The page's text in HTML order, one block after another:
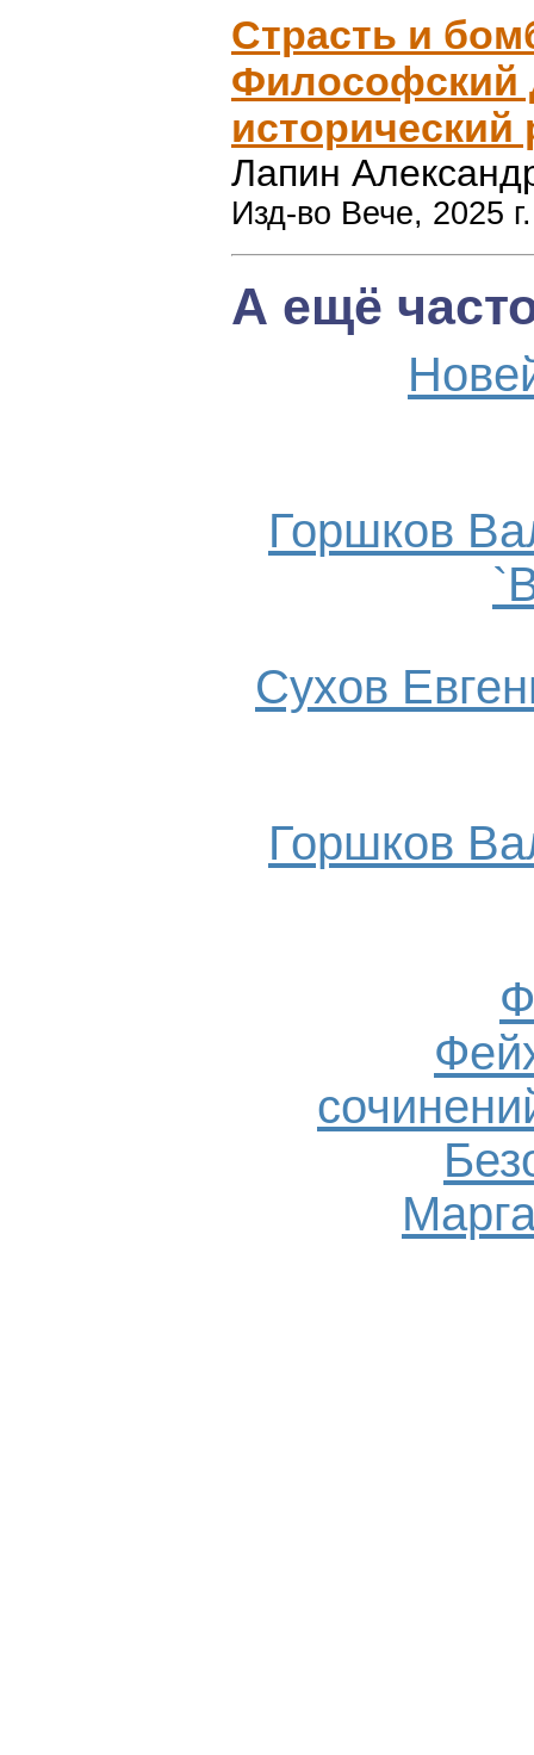
Страсть и
Философский
исторический
Лапин
Изд-во Вече, 2025
А ещё
Горшков
Сухов
Горшков